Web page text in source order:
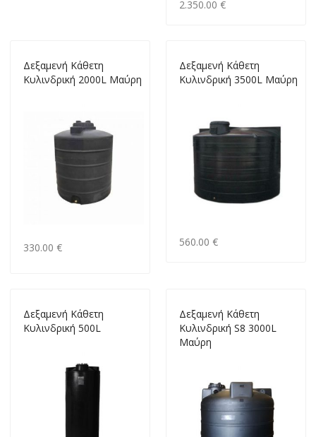
2.350.00 €
Δεξαμενή Κάθετη
Κυλινδρική 2000L Μαύρη
330.00 €
Δεξαμενή Κάθετη
Κυλινδρική 3500L Μαύρη
560.00 €
Δεξαμενή Κάθετη
Κυλινδρική 500L
Δεξαμενή Κάθετη
Κυλινδρική S8 3000L
Μαύρη